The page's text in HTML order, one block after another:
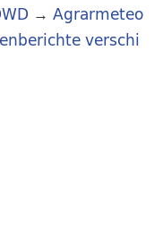
→ Agrarmeteo
verschi